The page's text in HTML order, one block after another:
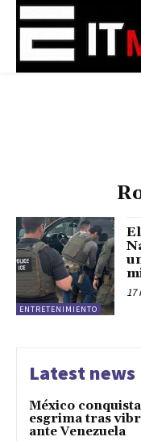
ENTRETENIMIENTO
17
Latest news
México
esgrima tras
ante Venezuela